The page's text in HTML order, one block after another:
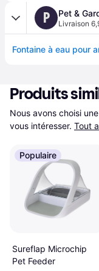
P Pet &
Livraison
Produits
Nous avons choisi
vous intéresser. Tout
Populaire
Sureflap Microchip
Pet Feeder